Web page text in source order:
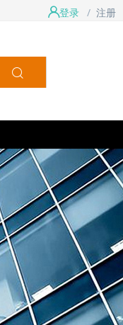
登录 / 注册